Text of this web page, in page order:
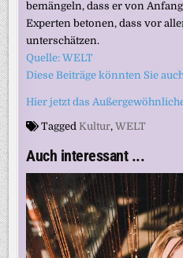
bemängeln, dass er von
Experten betonen, dass vor
unterschätzen.
Quelle: WELT
Diese Beiträge könnten Sie
Hier jetzt das
Tagged Kultur,WELT
Auch interessant ...